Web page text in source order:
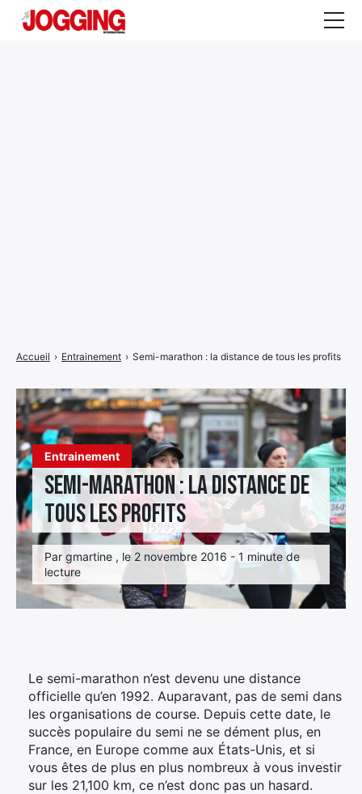
Entrainement
Semi-marathon : la distance de
tous les profits
Par gmartine , le 2 novembre 2016 - 1 minute de
lecture
Accueil › Entrainement › Semi-marathon : la distance de tous les profits
Le semi-marathon n’est devenu une distance
officielle qu’en 1992. Auparavant, pas de semi dans
les organisations de course. Depuis cette date, le
succès populaire du semi ne se dément plus, en
France, en Europe comme aux États-Unis, et si
vous êtes de plus en plus nombreux à vous investir
sur les 21,100 km, ce n’est donc pas un hasard.
Élément
de
menu
Élément
de
menu
Élément
de
menu